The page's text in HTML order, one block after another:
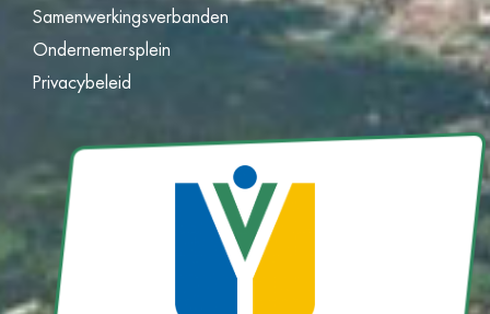
Samenwerkingsverbanden
Ondernemersplein
Privacybeleid